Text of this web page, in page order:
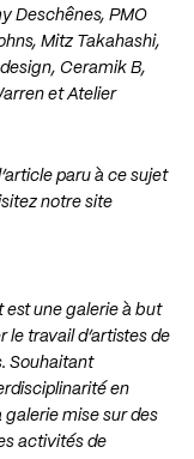
Deschênes, PMO
Mitz Takahashi,
Ceramik B,
et Atelier
paru à ce sujet
notre site
est une galerie à but
travail d’artistes de
Souhaitant
en
mise sur des
activités de